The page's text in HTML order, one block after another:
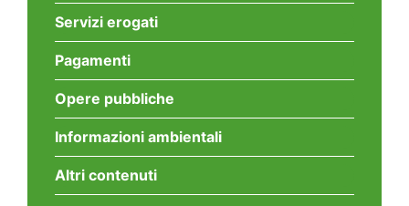
Servizi erogati
Pagamenti
Opere pubbliche
Informazioni ambientali
Altri contenuti